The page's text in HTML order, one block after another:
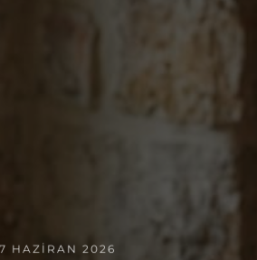
HAZIRAN 2026